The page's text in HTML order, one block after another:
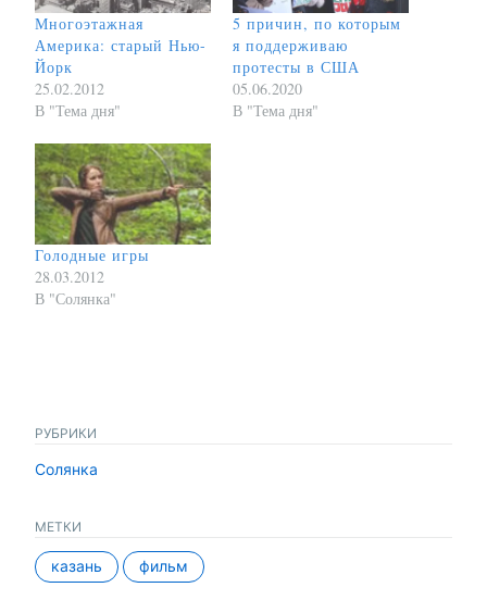
Многоэтажная
Америка: старый Нью-
Йорк
25.02.2012
В "Тема дня"
5 причин, по которым
я поддерживаю
протесты в США
05.06.2020
В "Тема дня"
Голодные игры
28.03.2012
В "Солянка"
РУБРИКИ
Солянка
МЕТКИ
казань фильм